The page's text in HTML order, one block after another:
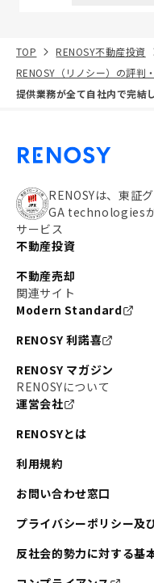
TOP RENOSY不動産投資
RENOSY（リノシー）の評判
提供業務が全て自社内で完結
RENOSYは、東証
GA technologiesが
サービス
不動産投資
不動産売却
関連サイト
Modern Standard
RENOSY 利諾喜
RENOSY マガジン
RENOSYについて
運営会社
RENOSYとは
利用規約
お問い合わせ窓口
プライバシーポリシー及
反社会的勢力に対する基